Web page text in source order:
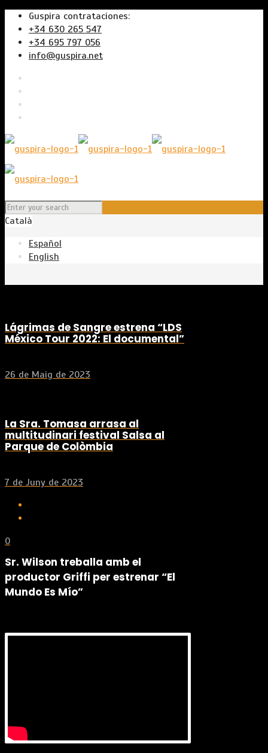
Guspira contrataciones:
+34 630 265 547
+34 695 797 056
info@guspira.net
Català
Español
English
Lágrimas de Sangre estrena “LDS
México Tour 2022: El documental”
26 de Maig de 2023
La Sra. Tomasa arrasa al
multitudinari festival Salsa al
Parque de Colòmbia
7 de Juny de 2023
0
Sr. Wilson treballa amb el
productor Griffi per estrenar “El
Mundo Es Mío”